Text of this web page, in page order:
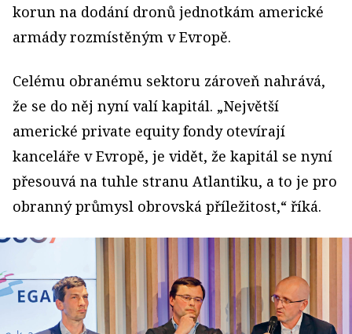
korun na dodání dronů jednotkám americké
armády rozmístěným v Evropě.
Celému obranému sektoru zároveň nahrává,
že se do něj nyní valí kapitál. „Největší
americké private equity fondy otevírají
kanceláře v Evropě, je vidět, že kapitál se nyní
přesouvá na tuhle stranu Atlantiku, a to je pro
obranný průmysl obrovská příležitost,“ říká.